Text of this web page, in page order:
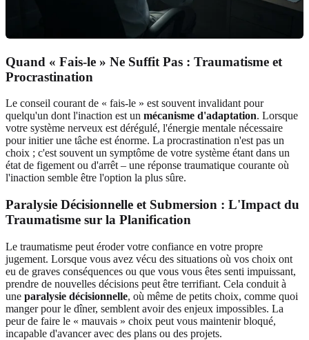
Quand « Fais-le » Ne Suffit Pas : Traumatisme et
Procrastination
Le conseil courant de « fais-le » est souvent invalidant pour
quelqu'un dont l'inaction est un mécanisme d'adaptation. Lorsque
votre système nerveux est dérégulé, l'énergie mentale nécessaire
pour initier une tâche est énorme. La procrastination n'est pas un
choix ; c'est souvent un symptôme de votre système étant dans un
état de figement ou d'arrêt – une réponse traumatique courante où
l'inaction semble être l'option la plus sûre.
Paralysie Décisionnelle et Submersion : L'Impact du
Traumatisme sur la Planification
Le traumatisme peut éroder votre confiance en votre propre
jugement. Lorsque vous avez vécu des situations où vos choix ont
eu de graves conséquences ou que vous vous êtes senti impuissant,
prendre de nouvelles décisions peut être terrifiant. Cela conduit à
une paralysie décisionnelle, où même de petits choix, comme quoi
manger pour le dîner, semblent avoir des enjeux impossibles. La
peur de faire le « mauvais » choix peut vous maintenir bloqué,
incapable d'avancer avec des plans ou des projets.